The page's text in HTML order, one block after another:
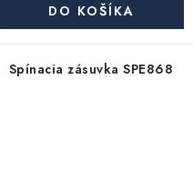
DO KOŠÍKA
Spínacia zásuvka SPE868